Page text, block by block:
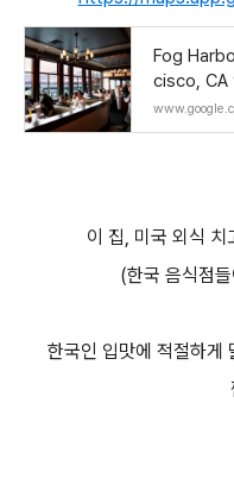
Fog
cisco, CA
이 집, 미국 외식 치
(한국 음식점
한국인 입맛에 적절하게